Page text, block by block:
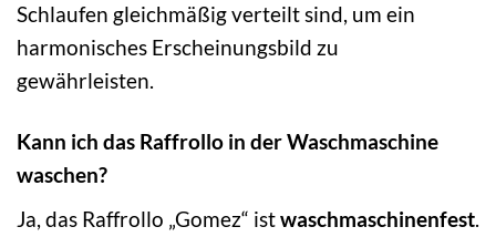
Schlaufen gleichmäßig verteilt sind, um ein
harmonisches Erscheinungsbild zu
gewährleisten.
Kann ich das Raffrollo in der Waschmaschine
waschen?
Ja, das Raffrollo „Gomez“ istwaschmaschinenfest